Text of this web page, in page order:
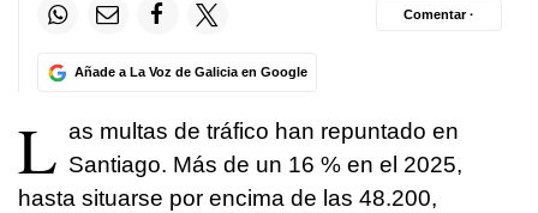
Añade a La Voz de Galicia en Google
Comentar ·
L as multas de tráfico han repuntado en
Santiago. Más de un 16 % en el 2025,
hasta situarse por encima de las 48.200,